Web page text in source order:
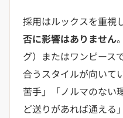
採用はルックスを重視
否に影響はありません
グ）またはワンピース
合うスタイルが向いて
苦手」「ノルマのない
ど送りがあれば通え